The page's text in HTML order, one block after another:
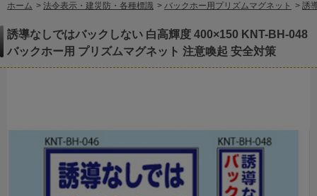
ホーム > 法令表示・建災防・各種標識 > バックホー用プリズムマグネット > 誘
誘導なしではバックしない 白高輝度 400×150 KNT-BH-048
バックホー用 プリズムマグネット 注意喚起 安全対策